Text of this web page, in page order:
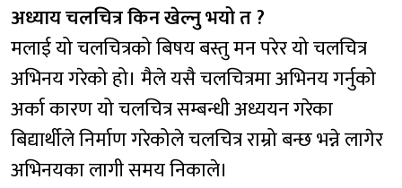
अध्याय चलचित्र किन खेल्नु भयो त ?
मलाई यो चलचित्रको बिषय बस्तु मन परेर यो चलचित्र
अभिनय गरेको हो। मैले यसै चलचित्रमा अभिनय गर्नुको
अर्का कारण यो चलचित्र सम्बन्धी अध्ययन गरेका
बिद्यार्थीले निर्माण गरेकोले चलचित्र राम्रो बन्छ भन्ने लागेर
अभिनयका लागी समय निकाले।